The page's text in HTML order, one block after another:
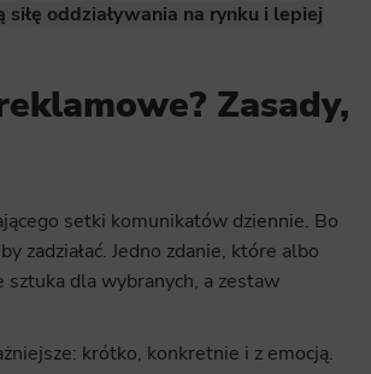
oddziaływania na rynku i lepiej
Zasady,
setki komunikatów dziennie. Bo
zadziałać. Jedno zdanie, które albo
dla wybranych, a zestaw
krótko, konkretnie i z emocją.